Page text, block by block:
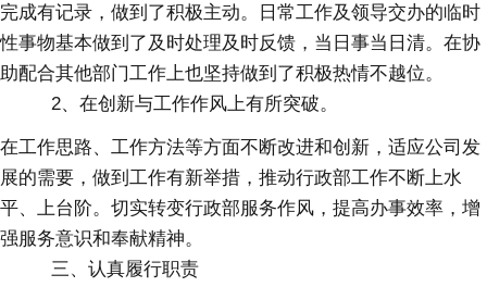
完成有记录，做到了积极主动。日常工作及领导交办的临时
性事物基本做到了及时处理及时反馈，当日事当日清。在协
助配合其他部门工作上也坚持做到了积极热情不越位。
2、在创新与工作作风上有所突破。
在工作思路、工作方法等方面不断改进和创新，适应公司发
展的需要，做到工作有新举措，推动行政部工作不断上水
平、上台阶。切实转变行政部服务作风，提高办事效率，增
强服务意识和奉献精神。
三、认真履行职责